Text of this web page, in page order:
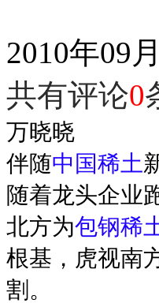
2010年09
共有评论0
万晓晓
伴随中国稀土
随着龙头企业
北方为包钢稀
根基，虎视南
割。